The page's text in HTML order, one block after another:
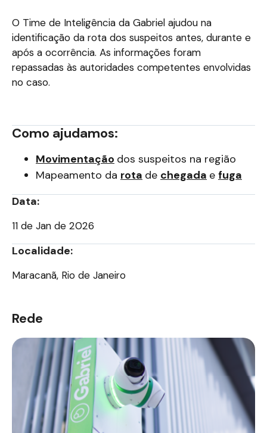
O Time de Inteligência da Gabriel ajudou na
identificação da rota dos suspeitos antes, durante e
após a ocorrência. As informações foram
repassadas às autoridades competentes envolvidas
no caso.
Como ajudamos:
Movimentação dos suspeitos na região
Mapeamento da rota de chegada e fuga
Data:
11 de Jan de 2026
Localidade:
Maracanã, Rio de Janeiro
Rede